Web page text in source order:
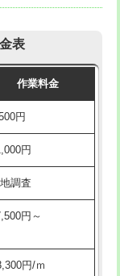
円
円
円
見積
円
円+材料費
円
円
円
円
円
表
作業料金
円
円
調査
円～
円/ｍ